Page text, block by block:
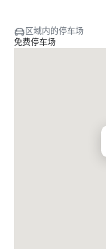
区域内的停车场
免费停车场